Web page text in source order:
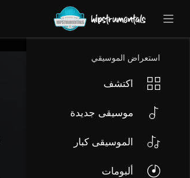
استعراض الموسيقي
اكتشف
موسيقى جديدة
الموسيقى كبار
ألبومات